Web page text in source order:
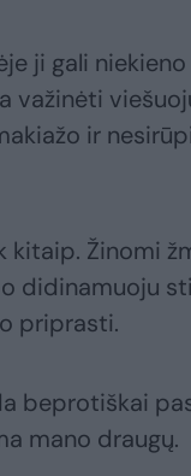
ji gali niekieno
važinėti
ir
kitaip. Žinomi
didinamuoju
priprasti.
beprotiškai
mano draugų.